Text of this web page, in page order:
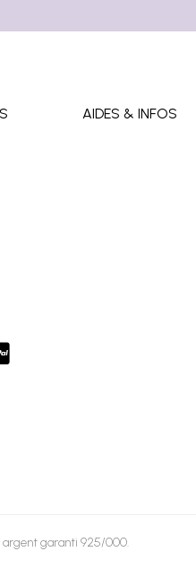
AIDES & INFOS
argent garanti 925/000.